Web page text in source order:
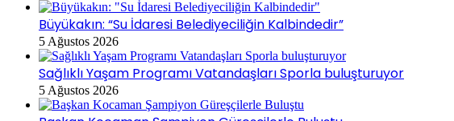
Büyükakın: “Su İdaresi Belediyeciliğin Kalbindedir”
5 Ağustos 2026
Sağlıklı Yaşam Programı Vatandaşları Sporla buluşturuyor
5 Ağustos 2026